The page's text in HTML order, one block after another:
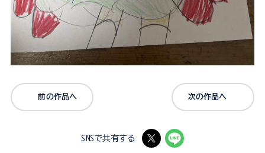
前の作品へ 次の作品へ
SNSで共有する